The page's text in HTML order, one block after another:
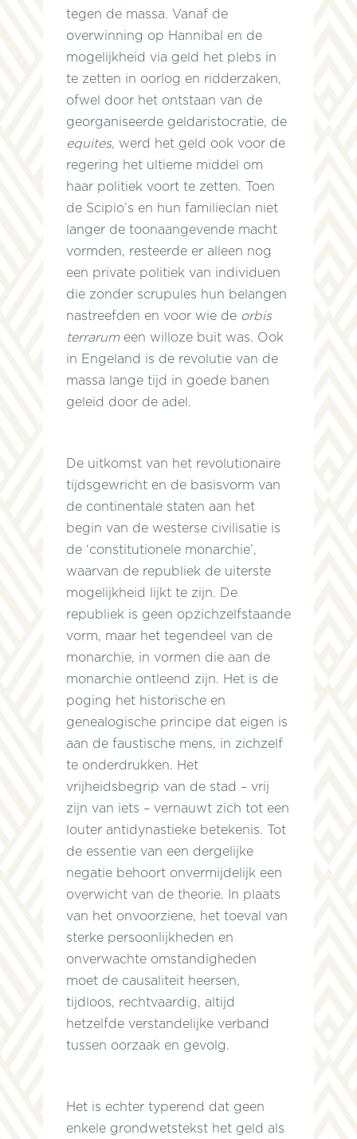
tegen de massa. Vanaf de
overwinning op Hannibal en de
mogelijkheid via geld het plebs in
te zetten in oorlog en ridderzaken,
ofwel door het ontstaan van de
georganiseerde geldaristocratie, de
equites, werd het geld ook voor de
regering het ultieme middel om
haar politiek voort te zetten. Toen
de Scipio’s en hun familieclan niet
langer de toonaangevende macht
vormden, resteerde er alleen nog
een private politiek van individuen
die zonder scrupules hun belangen
nastreefden en voor wie de orbis
terrarum een willoze buit was. Ook
in Engeland is de revolutie van de
massa lange tijd in goede banen
geleid door de adel.
De uitkomst van het revolutionaire
tijdsgewricht en de basisvorm van
de continentale staten aan het
begin van de westerse civilisatie is
de ‘constitutionele monarchie’,
waarvan de republiek de uiterste
mogelijkheid lijkt te zijn. De
republiek is geen opzichzelfstaande
vorm, maar het tegendeel van de
monarchie, in vormen die aan de
monarchie ontleend zijn. Het is de
poging het historische en
genealogische principe dat eigen is
aan de faustische mens, in zichzelf
te onderdrukken. Het
vrijheidsbegrip van de stad – vrij
zijn van iets – vernauwt zich tot een
louter antidynastieke betekenis. Tot
de essentie van een dergelijke
negatie behoort onvermijdelijk een
overwicht van de theorie. In plaats
van het onvoorziene, het toeval van
sterke persoonlijkheden en
onverwachte omstandigheden
moet de causaliteit heersen,
tijdloos, rechtvaardig, altijd
hetzelfde verstandelijke verband
tussen oorzaak en gevolg.
Het is echter typerend dat geen
enkele grondwetstekst het geld als